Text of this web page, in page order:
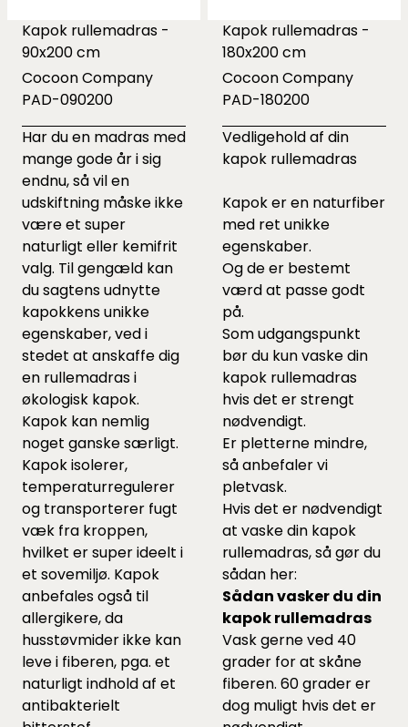
Kapok rullemadras -
90x200 cm
Cocoon Company
PAD-090200
Har du en madras med
mange gode år i sig
endnu, så vil en
udskiftning måske ikke
være et super
naturligt eller kemifrit
valg. Til gengæld kan
du sagtens udnytte
kapokkens unikke
egenskaber, ved i
stedet at anskaffe dig
en rullemadras i
økologisk kapok.
Kapok kan nemlig
noget ganske særligt.
Kapok isolerer,
temperaturregulerer
og transporterer fugt
væk fra kroppen,
hvilket er super ideelt i
et sovemiljø. Kapok
anbefales også til
allergikere, da
husstøvmider ikke kan
leve i fiberen, pga. et
naturligt indhold af et
antibakterielt
Kapok rullemadras -
180x200 cm
Cocoon Company
PAD-180200
Vedligehold af din
kapok rullemadras
Kapok er en naturfiber
med ret unikke
egenskaber.
Og de er bestemt
værd at passe godt
på.
Som udgangspunkt
bør du kun vaske din
kapok rullemadras
hvis det er strengt
nødvendigt.
Er pletterne mindre,
så anbefaler vi
pletvask.
Hvis det er nødvendigt
at vaske din kapok
rullemadras, så gør du
sådan her:
Sådan vasker du din
kapok rullemadras
Vask gerne ved 40
grader for at skåne
fiberen. 60 grader er
dog muligt hvis det er